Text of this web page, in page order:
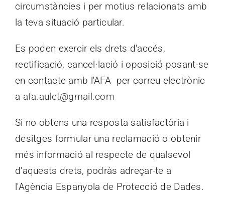
circumstàncies i per motius relacionats amb
la teva situació particular.
Es poden exercir els drets d'accés,
rectificació, cancel·lació i oposició posant-se
en contacte amb l'AFA per correu electrònic
a afa.aulet@gmail.com
Si no obtens una resposta satisfactòria i
desitges formular una reclamació o obtenir
més informació al respecte de qualsevol
d'aquests drets, podràs adreçar-te a
l'Agència Espanyola de Protecció de Dades.